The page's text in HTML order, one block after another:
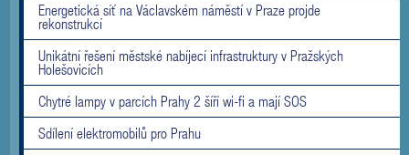
Energetická síť na Václavském náměstí v Praze projde
rekonstrukcí
Unikátní řešení městské nabíjecí infrastruktury v Pražských
Holešovicích
Chytré lampy v parcích Prahy 2 šíří wi-fi a mají SOS
Sdílení elektromobilů pro Prahu